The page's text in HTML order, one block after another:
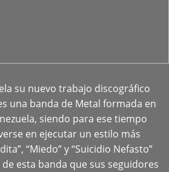
su nuevo trabajo discográfico
una banda de Metal formada en
siendo para ese tiempo
en ejecutar un estilo más
“Miedo” y “Suicidio Nefasto”
esta banda que sus seguidores
+